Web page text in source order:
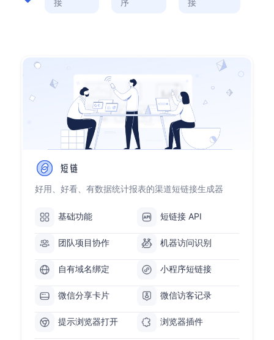
接 序 接
好用、好看、有数据统计报表的渠道短链接生成器
基础功能 短链接 API
团队项目协作 机器访问识别
自有域名绑定 小程序短链接
微信分享卡片 微信访客记录
提示浏览器打开 浏览器插件